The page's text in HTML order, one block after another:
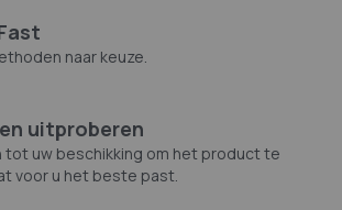
naar keuze.
uitproberen
tot uw beschikking om het product te
voor u het beste past.